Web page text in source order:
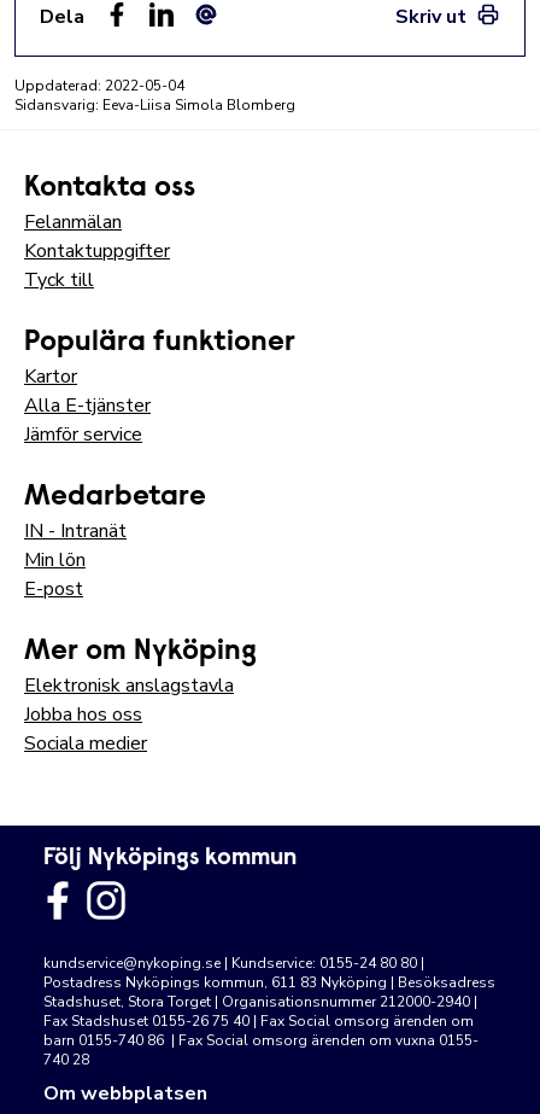
Dela
Skriv ut
Uppdaterad: 2022-05-04
Sidansvarig: Eeva-Liisa Simola Blomberg
Kontakta oss
Felanmälan
Kontaktuppgifter
Tyck till
Populära funktioner
Kartor
Alla E-tjänster
Jämför service
Medarbetare
IN - Intranät
Min lön
E-post
Mer om Nyköping
Elektronisk anslagstavla
Jobba hos oss
Sociala medier
Följ Nyköpings kommun
kundservice@nykoping.se | Kundservice: 0155-24 80 80 |
Postadress Nyköpings kommun, 611 83 Nyköping | Besöksadress
Stadshuset, Stora Torget | Organisationsnummer 212000-2940 |
Fax Stadshuset 0155-26 75 40 | Fax Social omsorg ärenden om
barn 0155-740 86 | Fax Social omsorg ärenden om vuxna 0155-
740 28
Om webbplatsen